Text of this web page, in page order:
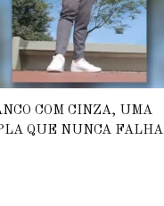
COM CINZA, UMA
QUE NUNCA FALHA